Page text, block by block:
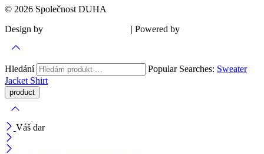
© 2026 Společnost DUHA
Design by
| Powered by
Hledání Popular Searches: Sweater
Jacket Shirt
Váš dar